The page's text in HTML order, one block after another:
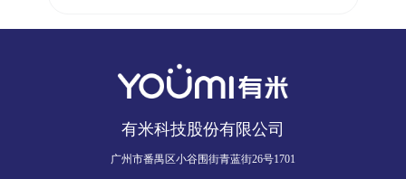
有米科技股份有限公司
广州市番禺区小谷围街青蓝街26号1701